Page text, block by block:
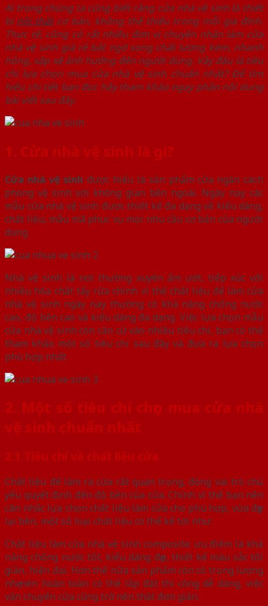
Ai trong chúng ta cũng biết rằng cửa nhà vệ sinh là thiết
bị nội thấtcơ bản, không thể thiếu trong mỗi gia đình.
Thực tế, cũng có rất nhiều đơn vị chuyên nhận làm cửa
nhà vệ sinh giá rẻ bất ngờ song chất lượng kém, nhanh
hỏng, xập xệ ảnh hưởng đến người dùng. Vậy đâu là tiêu
chí lựa chọn mua cửa nhà vệ sinh chuẩn nhất? Để tìm
hiểu chi tiết bạn đọc hãy tham khảo ngay phần nội dung
bài viết sau đây.
1. Cửa nhà vệ sinh là gì?
Cửa nhà vệ sinh được hiểu là sản phẩm cửa ngăn cách
phòng vệ sinh với không gian bên ngoài. Ngày nay các
mẫu cửa nhà vệ sinh được thiết kế đa dạng về kiểu dáng,
chất liệu, mẫu mã phục vụ mọi nhu cầu cơ bản của người
dùng.
Nhà vệ sinh là nơi thường xuyên ẩm ướt, tiếp xúc với
nhiều hóa chất tẩy rửa chính vì thế chất liệu để làm cửa
nhà vệ sinh ngày nay thường có khả năng chống nước
cao, độ bền cao và kiểu dáng đa dạng. Việc lựa chọn mẫu
cửa nhà vệ sinh còn căn cứ vào nhiều tiêu chí, bạn có thể
tham khảo một số tiêu chí sau đây và đưa ra lựa chọn
phù hợp nhất.
2. Một số tiêu chí chọn mua cửa nhà
vệ sinh chuẩn nhất
2.1 Tiêu chí về chất liệu cửa
Chất liệu để làm ra cửa rất quan trọng, đóng vai trò chủ
yếu quyết định đến độ bền của cửa. Chính vì thế bạn nên
cân nhắc lựa chọn chất liệu làm cửa cho phù hợp, vừa đẹp
lại bền, một số loại chất liệu có thể kể tới như:
Chất liệu làm cửa nhà vệ sinh composite: ưu điểm là khả
năng chống nước tốt, kiểu dáng đẹp, thiết kế màu sắc tối
giản, hiện đại. Hơn thế nữa sản phẩm còn có trọng lượng
nhẹ nên hoàn toàn có thể lắp đặt thi công dễ dàng, việc
vận chuyển cửa cũng trở nên thật đơn giản.